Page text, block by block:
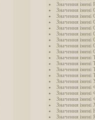
Значення імені
Значення імені
Значення імені
Значення імені
Значення імені
Значення імені
Значення імені
Значення імені
Значення імені
Значення імені
Значення імені
Значення імені
Значення імені
Значення імені
Значення імені
Значення імені
Значення імені
Значення імені
Значення імені
Значення імені